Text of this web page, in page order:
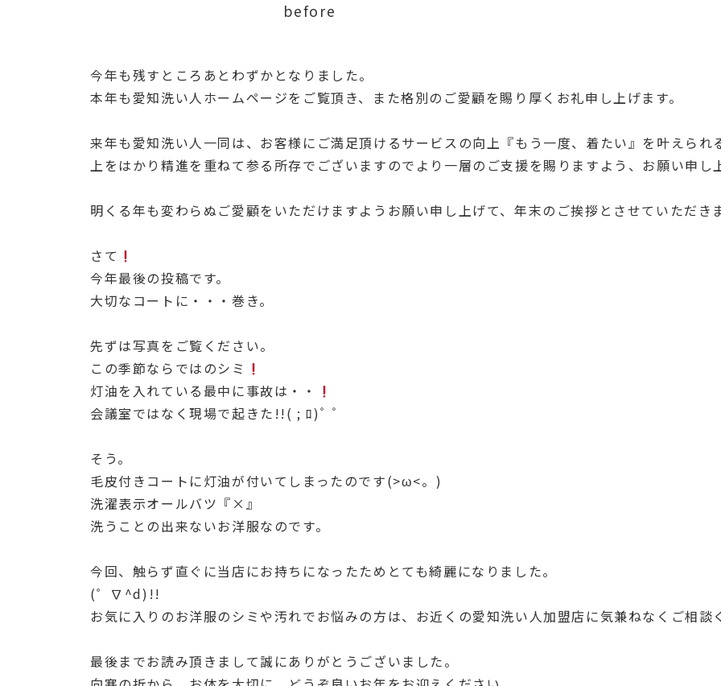
before
今年も残すところあとわずかとなりました。
本年も愛知洗い人ホームページをご覧頂き、また格別のご愛顧を賜り厚くお礼申し上げます。
来年も愛知洗い人一同は、お客様にご満足頂けるサービスの向上『もう一度、着たい』を叶えら
上をはかり精進を重ねて参る所存でございますのでより一層のご支援を賜りますよう、お願い申し
明くる年も変わらぬご愛顧をいただけますようお願い申し上げて、年末のご挨拶とさせていただきま
さて
今年最後の投稿です。
大切なコートに・・・巻き。
先ずは写真をご覧ください。
この季節ならではのシミ
灯油を入れている最中に事故は・・
会議室ではなく現場で起きた!!( ; ﾛ)ﾟ ﾟ
そう。
毛皮付きコートに灯油が付いてしまったのです(>ω<。)
洗濯表示オールバツ『×』
洗うことの出来ないお洋服なのです。
今回、触らず直ぐに当店にお持ちになったためとても綺麗になりました。
(゜∇^d)!!
お気に入りのお洋服のシミや汚れでお悩みの方は、お近くの愛知洗い人加盟店に気兼ねなくご相談
最後までお読み頂きまして誠にありがとうございました。